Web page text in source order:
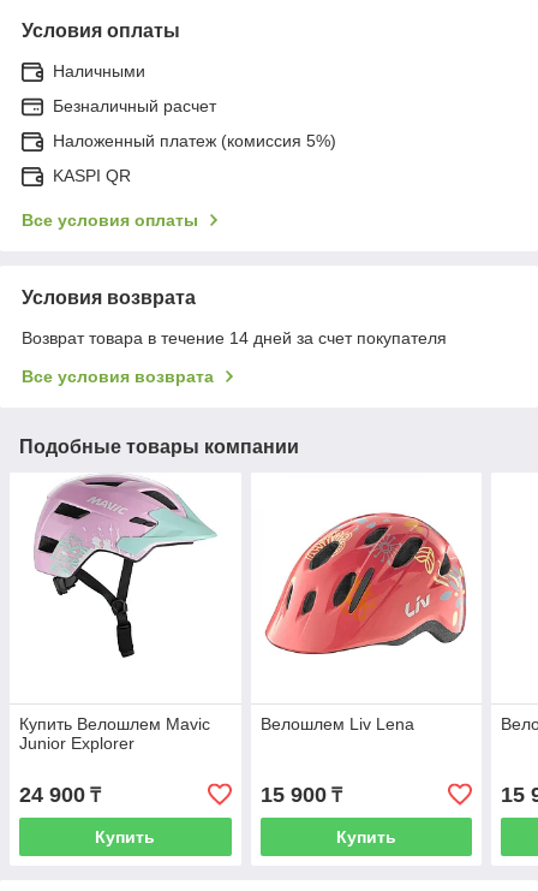
Условия оплаты
Наличными
Безналичный расчет
Наложенный платеж (комиссия 5%)
KASPI QR
Все условия оплаты
Условия возврата
Возврат товара в течение 14 дней за счет покупателя
Все условия возврата
Подобные товары компании
Купить Велошлем Mavic
Junior Explorer
24 900 ₸
Купить
Велошлем Liv Lena
15 900₸
Купить
15